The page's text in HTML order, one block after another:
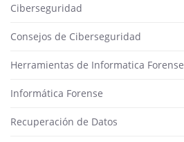
Ciberseguridad
Consejos de Ciberseguridad
Herramientas de Informatica Forense
Informática Forense
Recuperación de Datos